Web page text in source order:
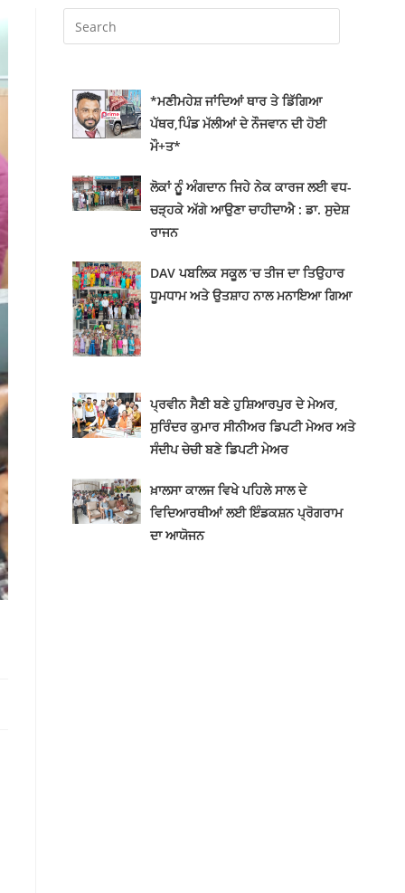
*ਮਣੀਮਹੇਸ਼ ਜਾਂਦਿਆਂ ਥਾਰ ਤੇ ਡਿੱਗਿਆ
ਪੱਥਰ,ਪਿੰਡ ਮੱਲੀਆਂ ਦੇ ਨੌਜਵਾਨ ਦੀ ਹੋਈ
ਮੌ+ਤ*
ਲੋਕਾਂ ਨੂੂੰ ਅੰਗਦਾਨ ਜਿਹੇ ਨੇਕ ਕਾਰਜ ਲਈ ਵਧ-
ਚੜ੍ਹਕੇ ਅੱਗੇ ਆਉਣਾ ਚਾਹੀਦਾਐ : ਡਾ. ਸੁਦੇਸ਼
ਰਾਜਨ
DAV ਪਬਲਿਕ ਸਕੂਲ ‘ਚ ਤੀਜ ਦਾ ਤਿਉਹਾਰ
ਧੂਮਧਾਮ ਅਤੇ ਉਤਸ਼ਾਹ ਨਾਲ ਮਨਾਇਆ ਗਿਆ
ਪ੍ਰਵੀਨ ਸੈਣੀ ਬਣੇ ਹੁਸ਼ਿਆਰਪੁਰ ਦੇ ਮੇਅਰ,
ਸੁਰਿੰਦਰ ਕੁਮਾਰ ਸੀਨੀਅਰ ਡਿਪਟੀ ਮੇਅਰ ਅਤੇ
ਸੰਦੀਪ ਚੇਚੀ ਬਣੇ ਡਿਪਟੀ ਮੇਅਰ
ਖ਼ਾਲਸਾ ਕਾਲਜ ਵਿਖੇ ਪਹਿਲੇ ਸਾਲ ਦੇ
ਵਿਦਿਆਰਥੀਆਂ ਲਈ ਇੰਡਕਸ਼ਨ ਪ੍ਰੋਗਰਾਮ
ਦਾ ਆਯੋਜਨ